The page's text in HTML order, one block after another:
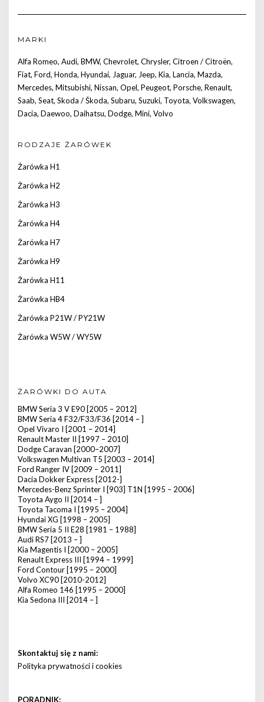
MARKI
Alfa Romeo, Audi, BMW, Chevrolet, Chrysler, Citroen / Citroën,
Fiat, Ford, Honda, Hyundai, Jaguar, Jeep, Kia, Lancia, Mazda,
Mercedes, Mitsubishi, Nissan, Opel, Peugeot, Porsche, Renault,
Saab, Seat, Skoda / Škoda, Subaru, Suzuki, Toyota, Volkswagen,
Dacia, Daewoo, Daihatsu, Dodge, Mini, Volvo
RODZAJE ŻARÓWEK
Żarówka H1
Żarówka H2
Żarówka H3
Żarówka H4
Żarówka H7
Żarówka H9
Żarówka H11
Żarówka HB4
Żarówka P21W / PY21W
Żarówka W5W / WY5W
ŻARÓWKI DO AUTA
BMW Seria 3 V E90 [2005 – 2012]
BMW Seria 4 F32/F33/F36 [2014 – ]
Opel Vivaro I [2001 – 2014]
Renault Master II [1997 – 2010]
Dodge Caravan [2000–2007]
Volkswagen Multivan T5 [2003 – 2014]
Ford Ranger IV [2009 – 2011]
Dacia Dokker Express [2012-]
Mercedes-Benz Sprinter I [903] T1N [1995 – 2006]
Toyota Aygo II [2014 – ]
Toyota Tacoma I [1995 – 2004]
Hyundai XG [1998 – 2005]
BMW Seria 5 II E28 [1981 – 1988]
Audi RS7 [2013 – ]
Kia Magentis I [2000 – 2005]
Renault Express III [1994 – 1999]
Ford Contour [1995 – 2000]
Volvo XC90 [2010-2012]
Alfa Romeo 146 [1995 – 2000]
Kia Sedona III [2014 – ]
Skontaktuj się z nami:
Polityka prywatności i cookies
PORADNIK: